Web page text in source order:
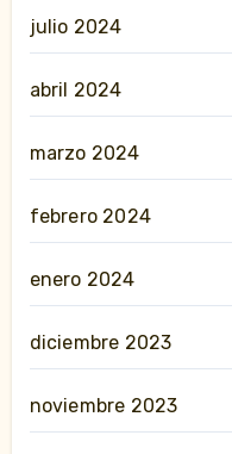
julio 2024
abril 2024
marzo 2024
febrero 2024
enero 2024
diciembre 2023
noviembre 2023